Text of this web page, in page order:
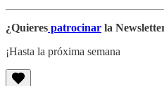
¿Quieres patrocinar la
¡Hasta la próxima semana